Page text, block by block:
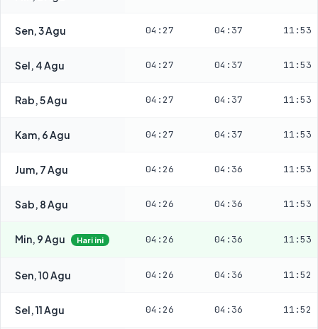
Sen, 3 Agu 04:27 04:37 11:53
Sel, 4 Agu 04:27 04:37 11:53
Rab, 5 Agu 04:27 04:37 11:53
Kam, 6 Agu 04:27 04:37 11:53
Jum, 7 Agu 04:26 04:36 11:53
Sab, 8 Agu 04:26 04:36 11:53
Min, 9 Agu Hari ini 04:26 04:36 11:53
Sen, 10 Agu 04:26 04:36 11:52
Sel, 11 Agu 04:26 04:36 11:52